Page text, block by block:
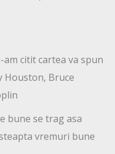
citit cartea va spun
Houston, Bruce
bune se trag asa
vremuri bune